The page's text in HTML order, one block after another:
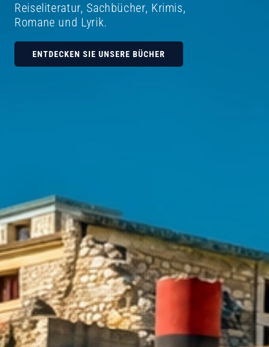
Reiseliteratur, Sachbücher, Krimis,
Romane und Lyrik.
ENTDECKEN SIE UNSERE BÜCHER